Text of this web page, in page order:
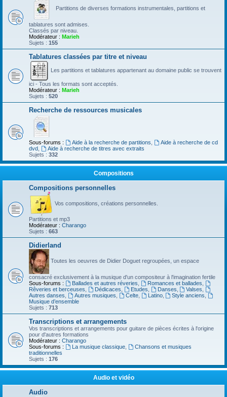
Partitions de diverses formations instrumentales, partitions et
tablatures sont admises.
Classés par niveau.
Modérateur : Marieh
Sujets : 155
Tablatures classées par titre et niveau
Les partitions et tablatures appartenant au domaine public se trouvent
ici - Tous les formats sont acceptés.
Modérateur : Marieh
Sujets : 520
Recherche de ressources musicales
Sous-forums : Aide à la recherche de partitions
Aide à recherche de cd
dvd
Aide à recherche de titres avec extraits
Sujets : 332
Compositions
Compositions personnelles
Vos compositions, créations personnelles.
Partitions et mp3
Modérateur : Charango
Sujets : 663
Didierland
Toutes les oeuvres de Didier Doguet regroupées, un espace
consacré exclusivement à la musique d'un compositeur à l'imagination fertile
Sous-forums :
Ballades et autres réveries Romances et ballades
Rêveries et berceuses
Dédicaces Etudes Danses Valses
Autres danses
Autres musiques Celte, Latino, Style anciens
Musique d’ensemble
Sujets : 713
Transcriptions et arrangements
Vos transcriptions et arrangements pour guitare de pièces écrites à l'origine
pour d'autres formations
Modérateur : Charango
Sous-forums :
La musique classique,
Chansons et musiques
traditionnelles
Sujets : 176
Audio et vidéo
Audio